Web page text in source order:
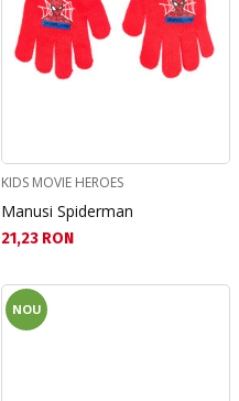
KIDS MOVIE HEROES
Manusi Spiderman
Текуща цена:
21,23 RON
NOU